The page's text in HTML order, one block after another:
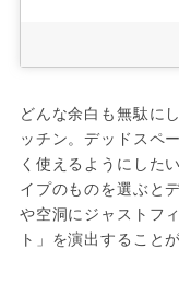
どんな余白も無駄に
ッチン。デッドスペ
く使えるようにした
イプのものを選ぶと
や空洞にジャストフ
ト」を演出すること